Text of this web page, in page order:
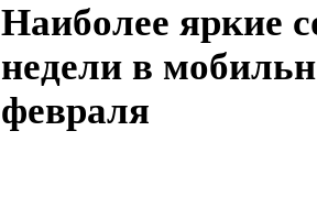
Наиболее яркие
недели в
февраля